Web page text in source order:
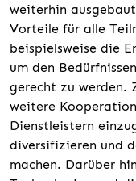
weiterhin
Vorteile für alle
beispielsweise die
um den
gerecht zu werden.
weitere
Dienstleistern
diversifizieren und
machen. Darüber